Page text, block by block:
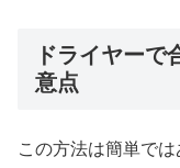
ドライヤーで
意点
この方法は簡単で